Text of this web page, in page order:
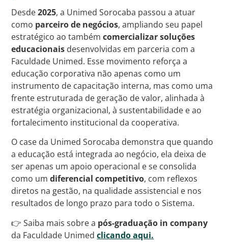
Desde2025, a Unimed Sorocaba passou a atuar
como parceiro de negócios, ampliando seu papel
estratégico ao tambémcomercializar soluções
educacionais desenvolvidas em parceria com a
Faculdade Unimed. Esse movimento reforça a
educação corporativa não apenas como um
instrumento de capacitação interna, mas como uma
frente estruturada de geração de valor, alinhada à
estratégia organizacional, à sustentabilidade e ao
fortalecimento institucional da cooperativa.
O case da Unimed Sorocaba demonstra que quando
a educação está integrada ao negócio, ela deixa de
ser apenas um apoio operacional e se consolida
como umdiferencial competitivo, com reflexos
diretos na gestão, na qualidade assistencial e nos
resultados de longo prazo para todo o Sistema.
👉 Saiba mais sobre a pós-graduação in company
da Faculdade Unimedclicando aqui.